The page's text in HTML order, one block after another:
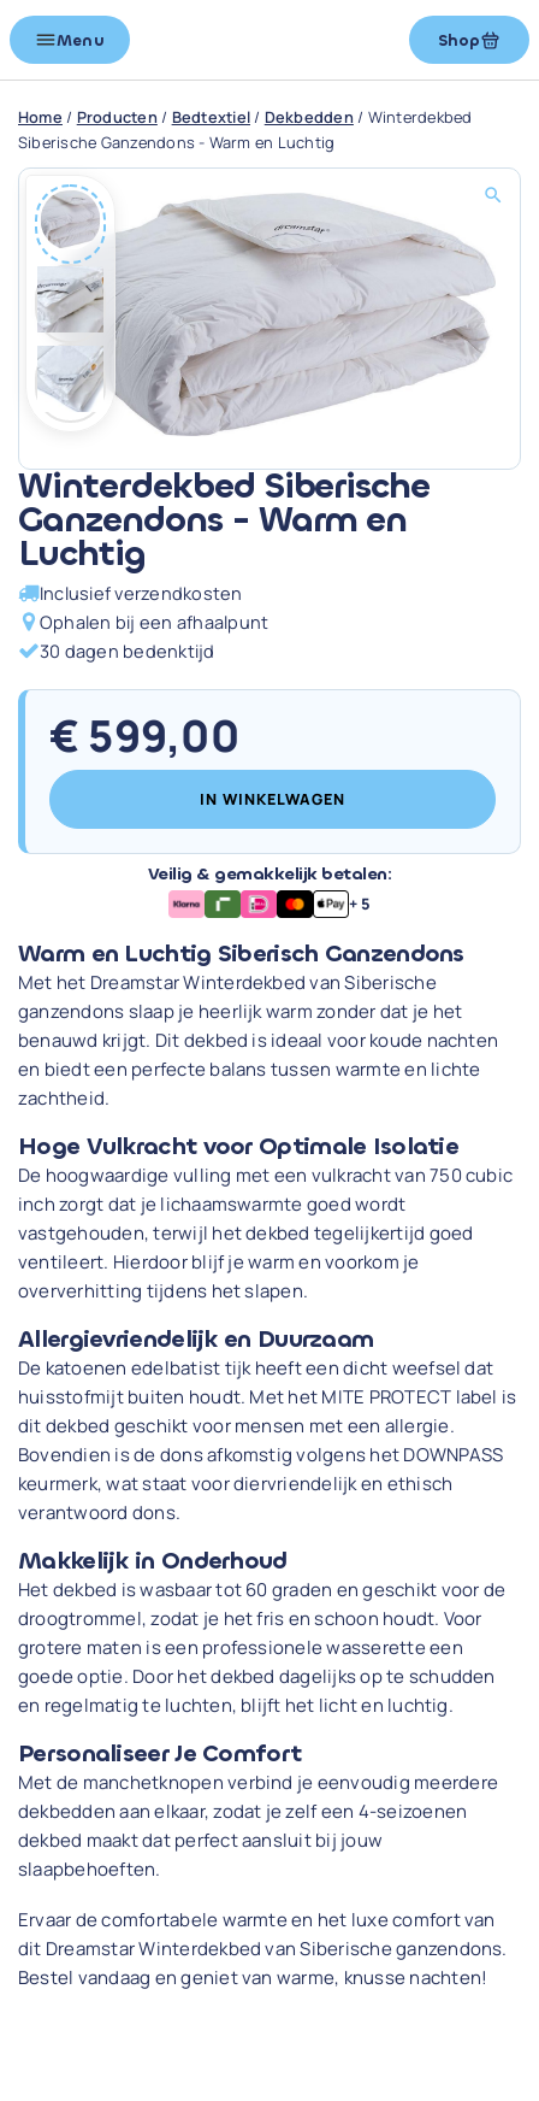
Menu Shop
Home / Producten/ Bedtextiel / Dekbedden/ Winterdekbed
Siberische Ganzendons - Warm en Luchtig
Winterdekbed Siberische
Ganzendons - Warm en
Luchtig
Inclusief verzendkosten
Ophalen bij een afhaalpunt
30 dagen bedenktijd
€ 599,00
IN WINKELWAGEN
Veilig & gemakkelijk betalen:
+ 5
Warm en Luchtig Siberisch Ganzendons
Met het Dreamstar Winterdekbed van Siberische
ganzendons slaap je heerlijk warm zonder dat je het
benauwd krijgt. Dit dekbed is ideaal voor koude nachten
en biedt een perfecte balans tussen warmte en lichte
zachtheid.
Hoge Vulkracht voor Optimale Isolatie
De hoogwaardige vulling met een vulkracht van 750 cubic
inch zorgt dat je lichaamswarmte goed wordt
vastgehouden, terwijl het dekbed tegelijkertijd goed
ventileert. Hierdoor blijf je warm en voorkom je
oververhitting tijdens het slapen.
Allergievriendelijk en Duurzaam
De katoenen edelbatist tijk heeft een dicht weefsel dat
huisstofmijt buiten houdt. Met het MITE PROTECT label is
dit dekbed geschikt voor mensen met een allergie.
Bovendien is de dons afkomstig volgens het DOWNPASS
keurmerk, wat staat voor diervriendelijk en ethisch
verantwoord dons.
Makkelijk in Onderhoud
Het dekbed is wasbaar tot 60 graden en geschikt voor de
droogtrommel, zodat je het fris en schoon houdt. Voor
grotere maten is een professionele wasserette een
goede optie. Door het dekbed dagelijks op te schudden
en regelmatig te luchten, blijft het licht en luchtig.
Personaliseer Je Comfort
Met de manchetknopen verbind je eenvoudig meerdere
dekbedden aan elkaar, zodat je zelf een 4-seizoenen
dekbed maakt dat perfect aansluit bij jouw
slaapbehoeften.
Ervaar de comfortabele warmte en het luxe comfort van
dit Dreamstar Winterdekbed van Siberische ganzendons.
Bestel vandaag en geniet van warme, knusse nachten!